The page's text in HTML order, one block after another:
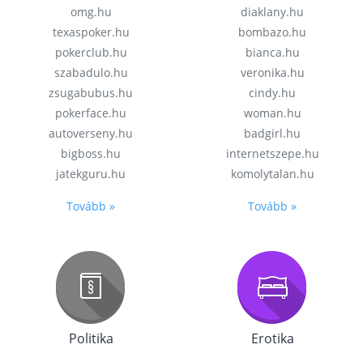
omg.hu
texaspoker.hu
pokerclub.hu
szabadulo.hu
zsugabubus.hu
pokerface.hu
autoverseny.hu
bigboss.hu
jatekguru.hu
Tovább »
diaklany.hu
bombazo.hu
bianca.hu
veronika.hu
cindy.hu
woman.hu
badgirl.hu
internetszepe.hu
komolytalan.hu
Tovább »
Politika Erotika